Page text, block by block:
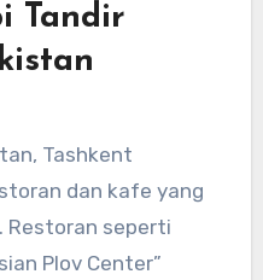
Tandir
Tashkent
dan kafe yang
Restoran seperti
Plov Center”